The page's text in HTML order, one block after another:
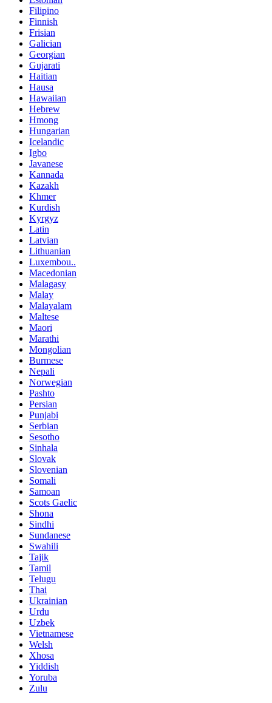
Filipino
Finnish
Frisian
Galician
Georgian
Gujarati
Haitian
Hausa
Hawaiian
Hebrew
Hmong
Hungarian
Icelandic
Igbo
Javanese
Kannada
Kazakh
Khmer
Kurdish
Kyrgyz
Latin
Latvian
Lithuanian
Luxembou..
Macedonian
Malagasy
Malay
Malayalam
Maltese
Maori
Marathi
Mongolian
Burmese
Nepali
Norwegian
Pashto
Persian
Punjabi
Serbian
Sesotho
Sinhala
Slovak
Slovenian
Somali
Samoan
Scots Gaelic
Shona
Sindhi
Sundanese
Swahili
Tajik
Tamil
Telugu
Thai
Ukrainian
Urdu
Uzbek
Vietnamese
Welsh
Xhosa
Yiddish
Yoruba
Zulu